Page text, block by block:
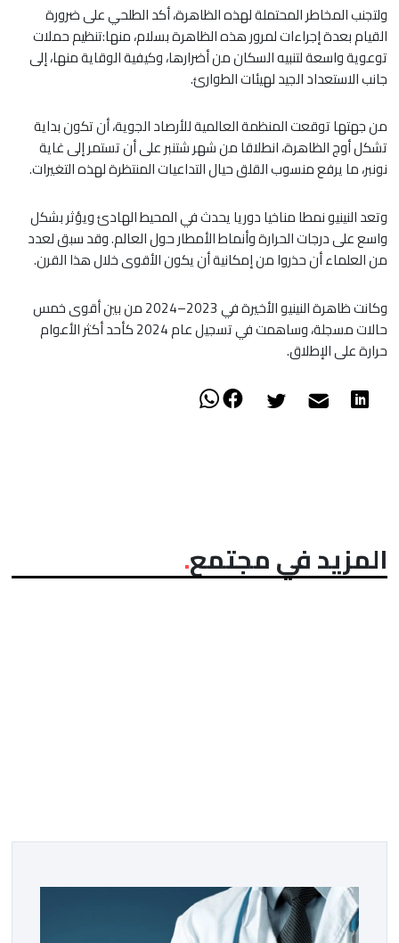
ولتجنب المخاطر المحتملة لهذه الظاهرة، أكد الطلحي على ضرورة
القيام بعدة إجراءات لمرور هذه الظاهرة بسلام، منها:تنظيم حملات
توعوية واسعة لتنبيه السكان من أضرارها، وكيفية الوقاية منها، إلى
جانب الاستعداد الجيد لهيئات الطوارئ.
من جهتها توقعت المنظمة العالمية للأرصاد الجوية، أن تكون بداية
تشكل أوج الظاهرة، انطلاقا من شهر شتنبر على أن تستمر إلى غاية
نونبر، ما يرفع منسوب القلق حيال التداعيات المنتظرة لهذه التغيرات.
وتعد النينيو نمطا مناخيا دوريا يحدث في المحيط الهادئ ويؤثر بشكل
واسع على درجات الحرارة وأنماط الأمطار حول العالم. وقد سبق لعدد
من العلماء أن حذروا من إمكانية أن يكون الأقوى خلال هذا القرن.
وكانت ظاهرة النينيو الأخيرة في 2023–2024 من بين أقوى خمس
حالات مسجلة، وساهمت في تسجيل عام 2024 كأحد أكثر الأعوام
حرارة على الإطلاق.
المزيد في مجتمع